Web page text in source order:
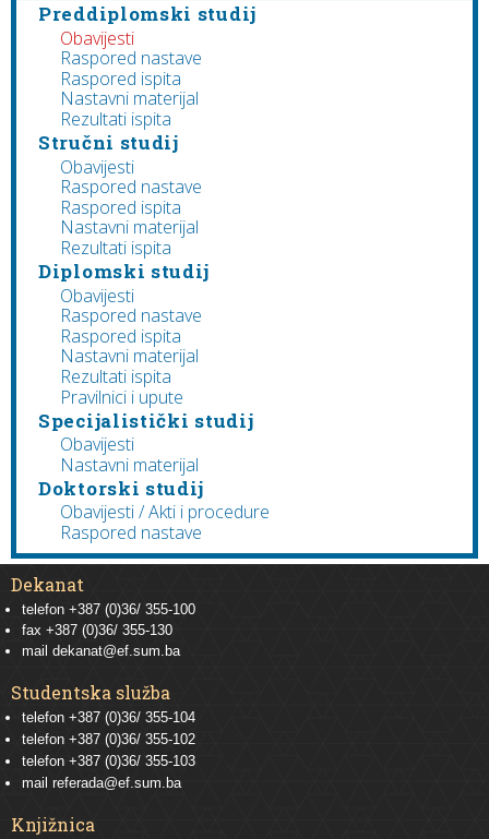
Preddiplomski studij
Obavijesti
Raspored nastave
Raspored ispita
Nastavni materijal
Rezultati ispita
Stručni studij
Obavijesti
Raspored nastave
Raspored ispita
Nastavni materijal
Rezultati ispita
Diplomski studij
Obavijesti
Raspored nastave
Raspored ispita
Nastavni materijal
Rezultati ispita
Pravilnici i upute
Specijalistički studij
Obavijesti
Nastavni materijal
Doktorski studij
Obavijesti / Akti i procedure
Raspored nastave
Dekanat
telefon +387 (0)36/ 355-100
fax +387 (0)36/ 355-130
mail dekanat@ef.sum.ba
Studentska služba
telefon +387 (0)36/ 355-104
telefon +387 (0)36/ 355-102
telefon +387 (0)36/ 355-103
mail referada@ef.sum.ba
Knjižnica